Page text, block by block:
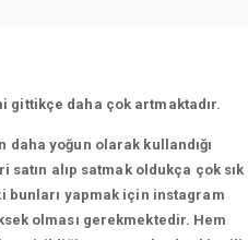
gittikçe daha çok artmaktadır.
yoğun olarak kullandığı
alıp satmak oldukça çok sık
bunları yapmak için instagram
olması gerekmektedir. Hem